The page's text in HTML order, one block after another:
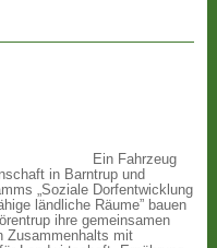
Ein Fahrzeug
in Barntrup und
„Soziale Dorfentwicklung
ländliche Räume” bauen
ihre gemeinsamen
Zusammenhalts mit